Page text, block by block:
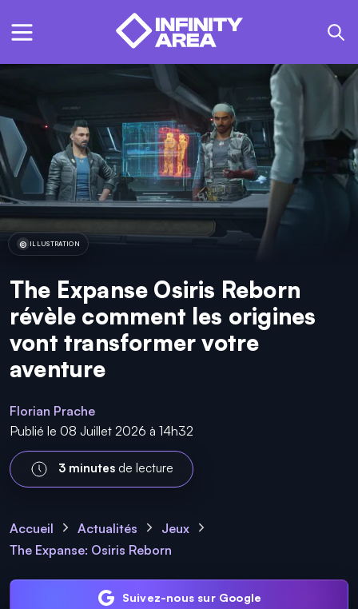
ILLUSTRATION
The Expanse Osiris Reborn
révèle comment les origines
vont transformer votre
aventure
Florian Prache
Publié le 08 Juillet 2026 à 14h32
3 minutes de lecture
Accueil Actualités
Jeux
The Expanse: Osiris Reborn
Suivez-nous sur Google